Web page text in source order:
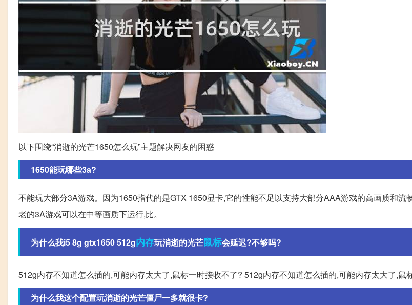
以下围绕“消逝的光芒1650怎么玩”主题解决网友的困惑
1650能玩哪些3a?
不能玩大部分3A游戏。因为1650指代的是GTX 1650显卡,它的性能不足以支持大部分AAA游戏的高画质和流
老的3A游戏可以在中等画质下运行,比。
为什么我i5 8g gtx1650 512g内存玩消逝的光芒鼠标会延迟?不够吗?
512g内存不知道怎么插的,可能内存太大了,鼠标一时接收不了? 512g内存不知道怎么插的,可能内存太大了,鼠
为什么我这个配置玩消逝的光芒僵尸一多就很卡?